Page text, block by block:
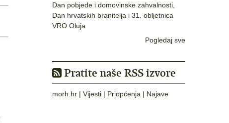
Dan pobjede i domovinske zahvalnosti,
Dan hrvatskih branitelja i 31. obljetnica
VRO Oluja
Pogledaj sve
Pratite naše RSS izvore
morh.hr | Vijesti | Priopćenja | Najave